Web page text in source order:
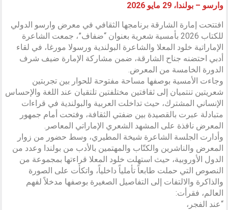
وارسو – بولندا، 29 مايو 2026
افتتحت إمارة الشارقة برنامجها الثقافي في معرض وارسو الدولي
للكتاب 2026 بأمسية شعرية بعنوان “ضفاف”، جمعت الشاعرة
الإماراتية خلود المعلا والشاعرة البولندية ورسولا مورغا، في لقاء
أدبي احتضنه جناح الشارقة، ضمن مشاركة الإمارة ضيف شرف
الدورة الخامسة من المعرض.
وجاءت الأمسية بوصفها مساحة مفتوحة للحوار بين تجربتين
شعريتين تنتميان إلى ثقافتين مختلفتين تلتقيان عند اللغة والإحساس
الإنساني المشترك، حيث تداخلت العربية والبولندية في قراءات
متبادلة عبرت بالقصيدة بين ضفتي الثقافة، وفتحت أمام جمهور
المعرض نافذة على المشهد الشعري الإماراتي المعاصر.
وأدارت الجلسة الشاعرة شيخة المطيري، وسط حضور من زوار
المعرض والناشرين والكتّاب والمهتمين بالأدب من بولندا وعدد من
الدول الأوروبية، حيث استهلت خلود المعلا قراءتها بمجموعة من
النصوص التي حملت طابعاً تأملياً داخلياً، واتكأت على الصورة
والذاكرة والالتفات إلى التفاصيل الصغيرة بوصفها مدخلاً لفهم
العالم، فقرأت:
“عند الفجر،